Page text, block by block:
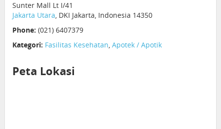
Sunter Mall Lt I/41
Jakarta Utara, DKI Jakarta, Indonesia 14350
Phone: (021) 6407379
Kategori: Fasilitas Kesehatan, Apotek / Apotik
Peta Lokasi